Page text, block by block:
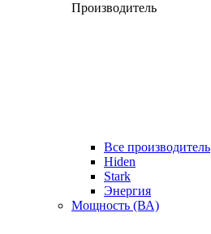
Производитель
Все производитель
Hiden
Stark
Энергия
Мощность (ВА)